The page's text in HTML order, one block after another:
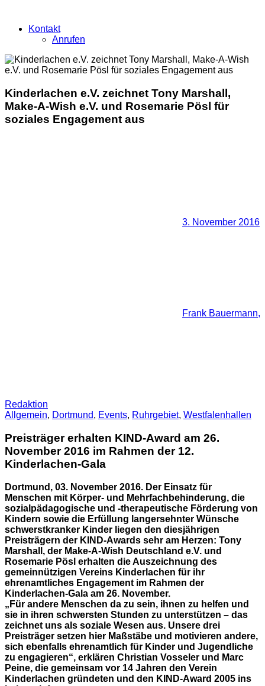
Kontakt
Anrufen
Kinderlachen e.V. zeichnet Tony Marshall,
Make-A-Wish e.V. und Rosemarie Pösl für
soziales Engagement aus
3. November 2016
Frank Bauermann,
Redaktion
Allgemein, Dortmund, Events, Ruhrgebiet, Westfalenhallen
Preisträger erhalten KIND-Award am 26.
November 2016 im Rahmen der 12.
Kinderlachen-Gala
Dortmund, 03. November 2016. Der Einsatz für
Menschen mit Körper- und Mehrfachbehinderung, die
sozialpädagogische und -therapeutische Förderung von
Kindern sowie die Erfüllung langersehnter Wünsche
schwerstkranker Kinder liegen den diesjährigen
Preisträgern der KIND-Awards sehr am Herzen: Tony
Marshall, der Make-A-Wish Deutschland e.V. und
Rosemarie Pösl erhalten die Auszeichnung des
gemeinnützigen Vereins Kinderlachen für ihr
ehrenamtliches Engagement im Rahmen der
Kinderlachen-Gala am 26. November.
„Für andere Menschen da zu sein, ihnen zu helfen und
sie in ihren schwersten Stunden zu unterstützen – das
zeichnet uns als soziale Wesen aus. Unsere drei
Preisträger setzen hier Maßstäbe und motivieren andere,
sich ebenfalls ehrenamtlich für Kinder und Jugendliche
zu engagieren“, erklären Christian Vosseler und Marc
Peine, die gemeinsam vor 14 Jahren den Verein
Kinderlachen gründeten und den KIND-Award 2005 ins